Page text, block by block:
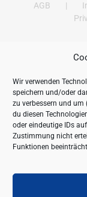
Wir verwenden
speichern und/oder
zu verbessern und um
du diesen
oder eindeutige IDs
Zustimmung nicht
Funktionen
AGB